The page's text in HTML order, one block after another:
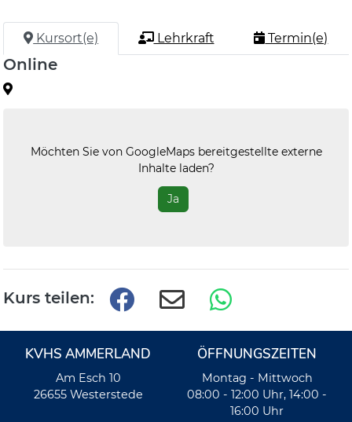
Kursort(e) Lehrkraft Termin(e)
Online
Möchten Sie von GoogleMapsbereitgestellte externe
Inhalte laden?
Ja
Kurs teilen:
KVHS AMMERLAND
Am Esch 10
26655 Westerstede
ÖFFNUNGSZEITEN
Montag - Mittwoch
08:00 - 12:00 Uhr, 14:00 -
16:00 Uhr